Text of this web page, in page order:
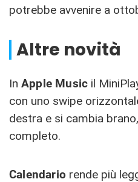
potrebbe avvenire a
Altre novità
In Apple Music il
con uno swipe
destra e si cambia
completo.
Calendario rende più